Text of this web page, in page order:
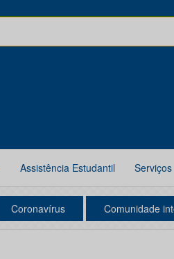
Assistência Estudantil Serviços
Coronavírus Comunidade